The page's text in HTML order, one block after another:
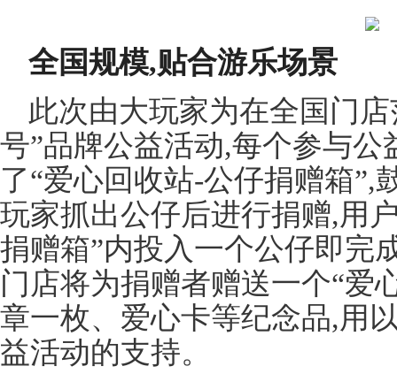
全国规模,贴合游乐场景
此次由大玩家为在全国门
号”品牌公益活动,每个参与
了“爱心回收站-公仔捐赠箱”,
玩家抓出公仔后进行捐赠,用
捐赠箱”内投入一个公仔即完
门店将为捐赠者赠送一个“爱
章一枚、爱心卡等纪念品,用
益活动的支持。